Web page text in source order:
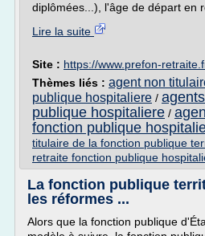
diplômées...), l'âge de départ en
Lire la suite
Site : https://www.prefon-
Thèmes liés : agent non
publique hospitaliere /
publique hospitaliere /
fonction publique
titulaire de la fonction publique
retraite fonction publique
La fonction publique
les réformes ...
Alors que la fonction publique